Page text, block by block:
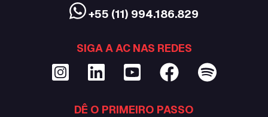
+55 (11) 994.186.829
SIGA A AC NAS REDES
DÊ O PRIMEIRO PASSO